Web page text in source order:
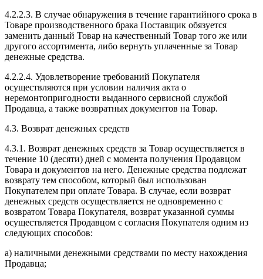
4.2.2.3. В случае обнаружения в течение гарантийного срока в
Товаре производственного брака Поставщик обязуется
заменить данный Товар на качественный Товар того же или
другого ассортимента, либо вернуть уплаченные за Товар
денежные средства.
4.2.2.4. Удовлетворение требований Покупателя
осуществляются при условии наличия акта о
неремонтопригодности выданного сервисной службой
Продавца, а также возвратных документов на Товар.
4.3. Возврат денежных средств
4.3.1. Возврат денежных средств за Товар осуществляется в
течение 10 (десяти) дней с момента получения Продавцом
Товара и документов на него. Денежные средства подлежат
возврату тем способом, который был использован
Покупателем при оплате Товара. В случае, если возврат
денежных средств осуществляется не одновременно с
возвратом Товара Покупателя, возврат указанной суммы
осуществляется Продавцом с согласия Покупателя одним из
следующих способов:
а) наличными денежными средствами по месту нахождения
Продавца;